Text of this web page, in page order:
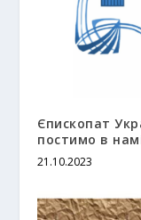
Єпископат
постимо в
21.10.2023